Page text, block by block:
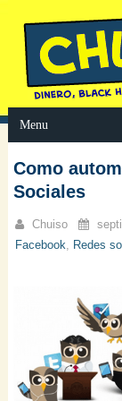
Menu
Como
Sociales
Chuiso
Facebook, Redes